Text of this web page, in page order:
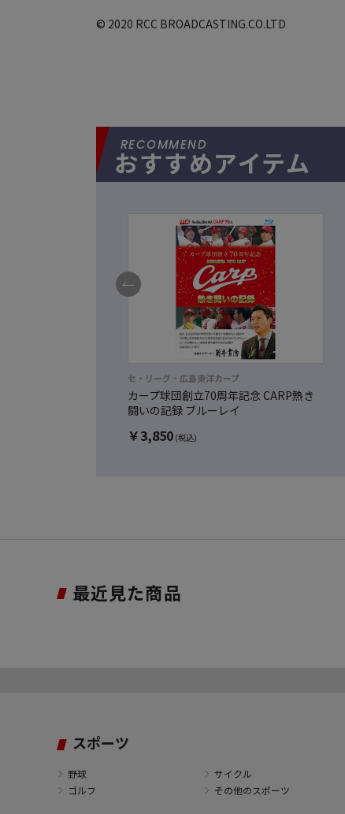
© 2020 RCC BROADCASTING.CO.LTD
おすすめアイテム
セ・リーグ・広島東洋カープ
カープ球団創立70周年記念 CARP熱き
闘いの記録 ブルーレイ
￥3,850 (税込)
最近見た商品
スポーツ
野球 サイクル
ゴルフ
その他のスポーツ